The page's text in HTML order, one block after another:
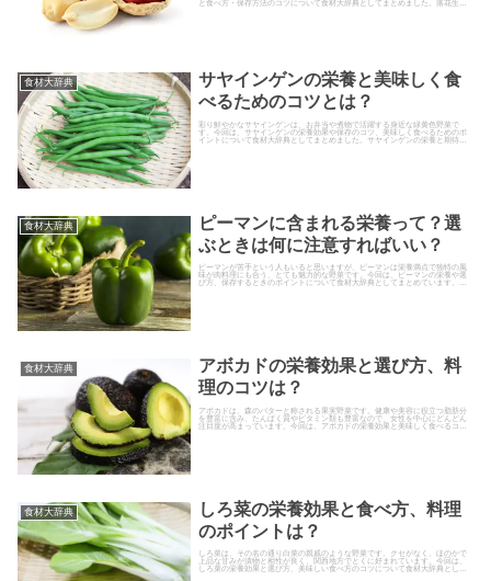
と食べ方・保存方法のコツについて食材大辞典としてまとめました。落花生に
食材大辞典
サヤインゲンの栄養と美味しく食
べるためのコツとは？
彩り鮮やかなサヤインゲンは、お弁当や煮物で活躍する身近な緑黄色野菜で
す。今回は、サヤインゲンの栄養効果や保存のコツ、美味しく食べるためのポ
イントについて食材大辞典としてまとめました。サヤインゲンの栄養と期待で
食材大辞典
ピーマンに含まれる栄養って？選
ぶときは何に注意すればいい？
ピーマンが苦手という人もいると思いますが、ピーマンは栄養満点で独特の風
味が肉料理にも合う、とても魅力的な野菜です。今回は、ピーマンの栄養や選
び方、保存するときのポイントについて食材大辞典としてまとめています。選
食材大辞典
アボカドの栄養効果と選び方、料
理のコツは？
アボカドは、森のバターと称される果実野菜です。健康や美容に役立つ脂肪分
を豊富に含み、たんぱく質やビタミン類も豊富なので、女性を中心にどんどん
注目度が高まっています。今回は、アボカドの栄養効果と美味しく食べるコ
ツ、選び方のコツについて食材大辞...
食材大辞典
しろ菜の栄養効果と食べ方、料理
のポイントは？
しろ菜は、その名の通り白菜の親戚のような野菜です。クセがなく、ほのかで
上品な甘みが漬物と相性が良く、関西地方でとくに好まれています。今回は、
しろ菜の栄養効果と選び方、美味しい食べ方のコツについて食材大辞典として